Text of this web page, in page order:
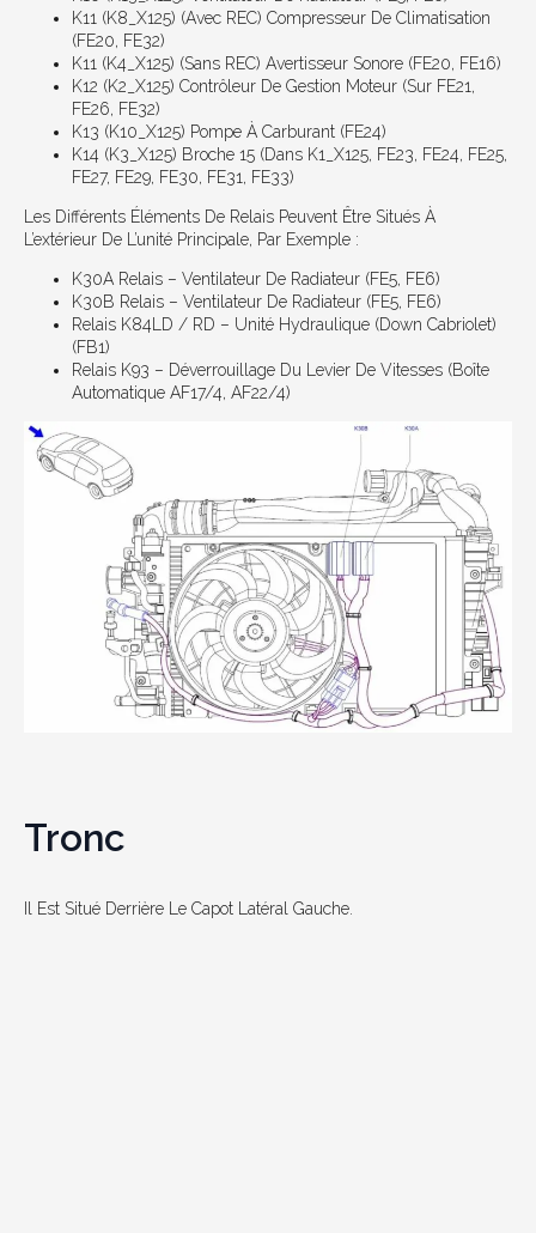
K11 (K8_X125) (avec REC) Compresseur De Climatisation
(FE20, FE32)
K11 (K4_X125) (sans REC) Avertisseur Sonore (FE20, FE16)
K12 (K2_X125) Contrôleur De Gestion Moteur (sur FE21,
FE26, FE32)
K13 (K10_X125) Pompe À Carburant (FE24)
K14 (K3_X125) Broche 15 (dans K1_X125, FE23, FE24, FE25,
FE27, FE29, FE30, FE31, FE33)
Les Différents Éléments De Relais Peuvent Être Situés À
L’extérieur De L’unité Principale, Par Exemple :
K30A Relais – Ventilateur De Radiateur (FE5, FE6)
K30B Relais – Ventilateur De Radiateur (FE5, FE6)
Relais K84LD / RD – Unité Hydraulique (Down Cabriolet)
(FB1)
Relais K93 – Déverrouillage Du Levier De Vitesses (boîte
Automatique AF17/4, AF22/4)
Tronc
Il Est Situé Derrière Le Capot Latéral Gauche.